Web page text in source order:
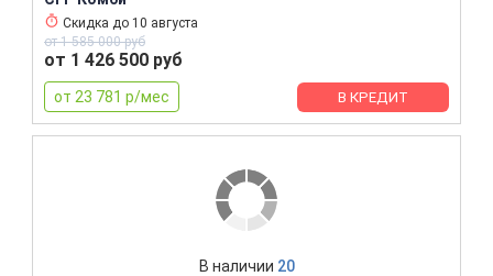
Скидка до 10 августа
от 1 585 000 руб
от 1 426 500 руб
от 23 781 р/мес В КРЕДИТ
В наличии 20